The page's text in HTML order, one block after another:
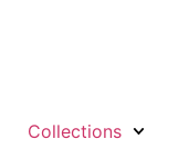
Collections